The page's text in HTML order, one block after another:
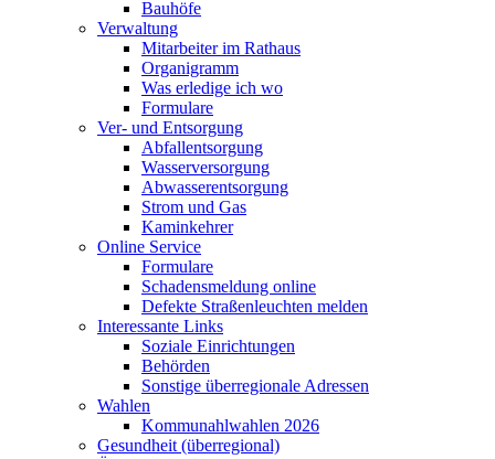
Bauhöfe
Verwaltung
Mitarbeiter im Rathaus
Organigramm
Was erledige ich wo
Formulare
Ver- und Entsorgung
Abfallentsorgung
Wasserversorgung
Abwasserentsorgung
Strom und Gas
Kaminkehrer
Online Service
Formulare
Schadensmeldung online
Defekte Straßenleuchten melden
Interessante Links
Soziale Einrichtungen
Behörden
Sonstige überregionale Adressen
Wahlen
Kommunahlwahlen 2026
Gesundheit (überregional)